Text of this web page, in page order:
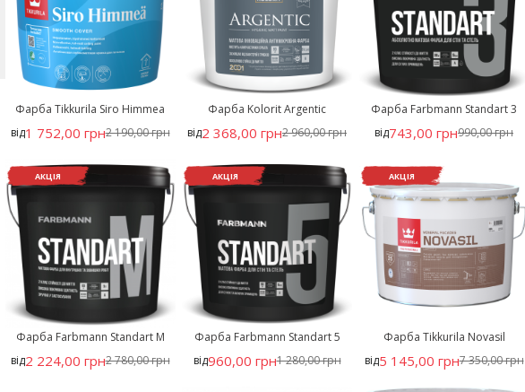
Фарба Tikkurila Siro Himmea
від1 752,00 грн2 190,00 грн
Фарба Kolorit Argentic
від2 368,00 грн2 960,00 грн
Фарба Farbmann Standart 3
від743,00 грн990,00 грн
АКЦІЯ
Фарба Farbmann Standart M
від2 224,00 грн2 780,00 грн
АКЦІЯ
Фарба Farbmann Standart 5
від960,00 грн1 280,00 грн
АКЦІЯ
Фарба Tikkurila Novasil
від5 145,00 грн7 350,00 грн